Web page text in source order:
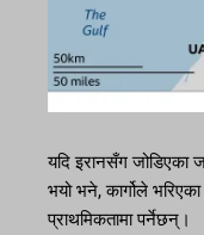
यदि इरानसँग जोडिएका
भयो भने, कार्गोले
प्राथमिकतामा पर्नेछन्।